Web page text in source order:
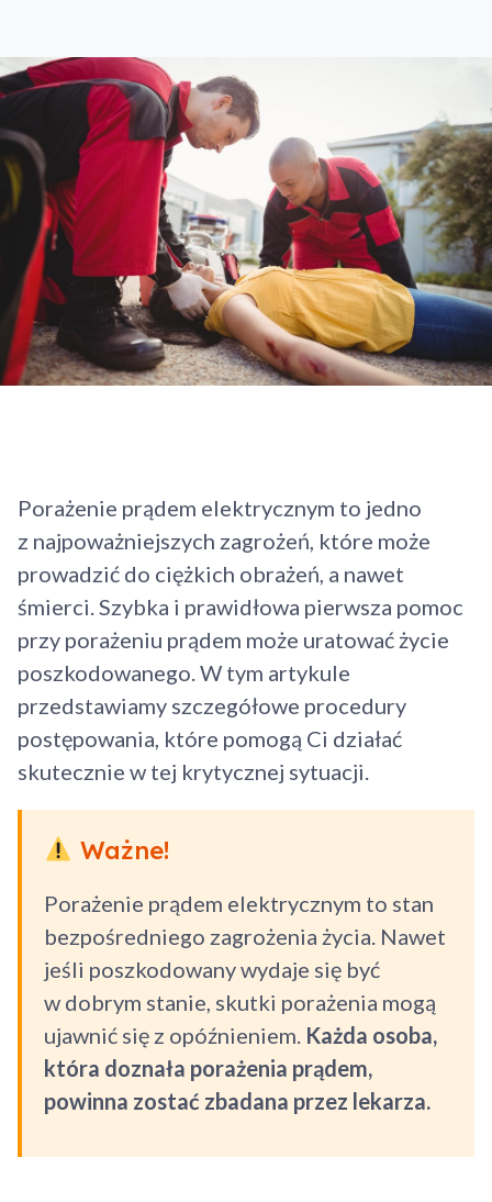
Porażenie prądem elektrycznym to jedno
z najpoważniejszych zagrożeń, które może
prowadzić do ciężkich obrażeń, a nawet
śmierci. Szybka i prawidłowa pierwsza pomoc
przy porażeniu prądem może uratować życie
poszkodowanego. W tym artykule
przedstawiamy szczegółowe procedury
postępowania, które pomogą Ci działać
skutecznie w tej krytycznej sytuacji.
Ważne!
Porażenie prądem elektrycznym to stan
bezpośredniego zagrożenia życia. Nawet
jeśli poszkodowany wydaje się być
w dobrym stanie, skutki porażenia mogą
ujawnić się z opóźnieniem. Każda osoba,
która doznała porażenia prądem,
powinna zostać zbadana przez lekarza.